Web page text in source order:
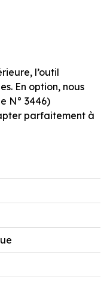
l’outil
En option, nous
N° 3446)
parfaitement à